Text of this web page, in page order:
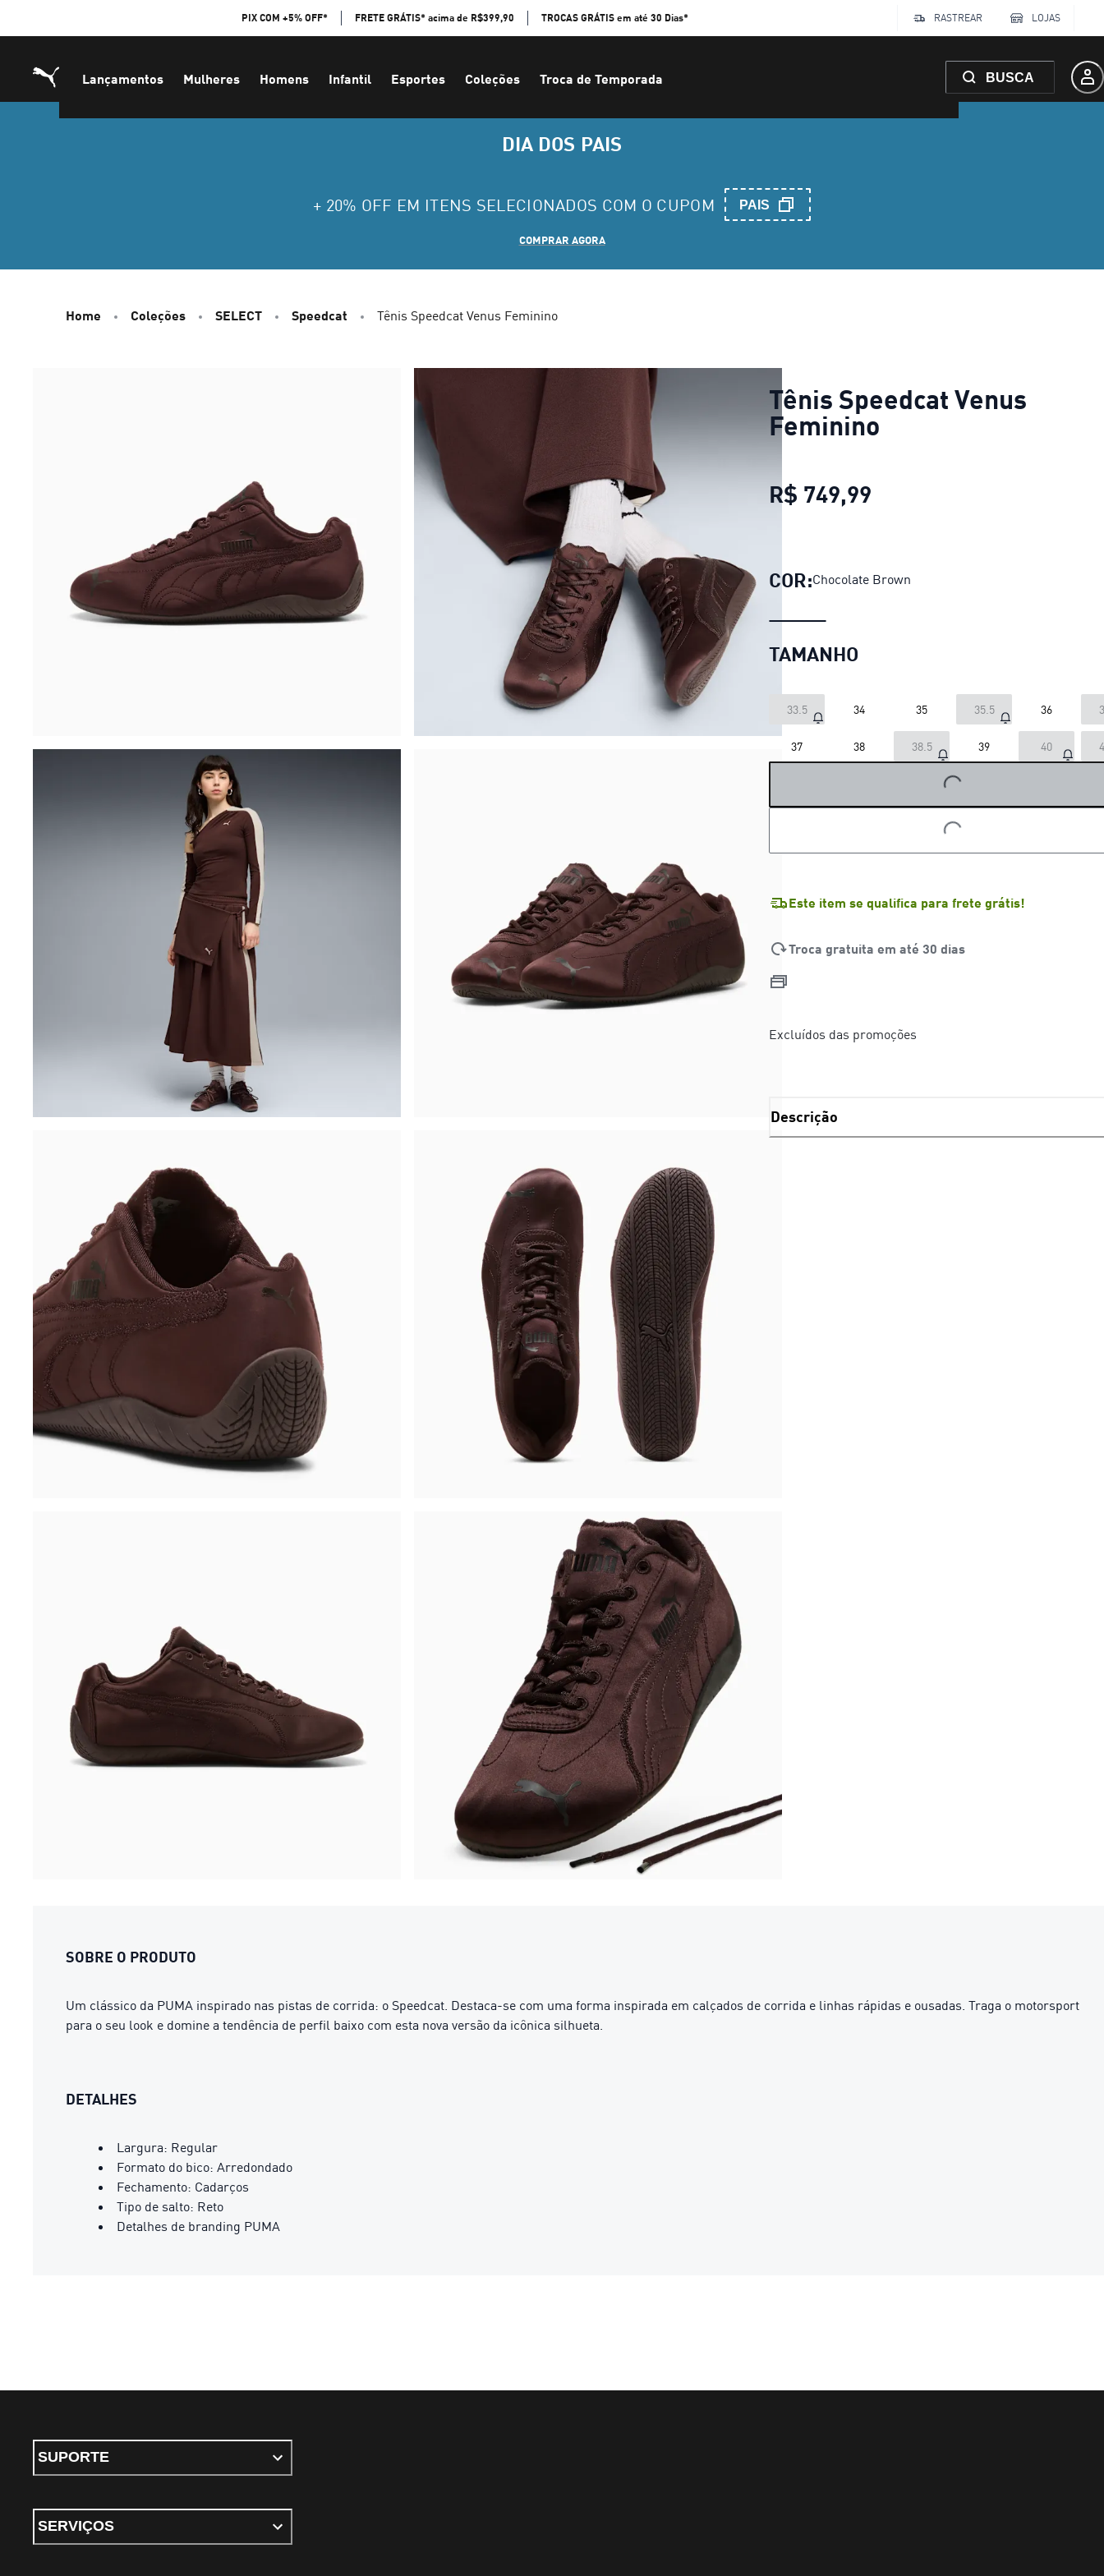
PIX COM +5% OFF* FRETE GRÁTIS* acima de R$399,90 TROCAS GRÁTIS em até 30 Dias* RASTREAR LOJAS
Lançamentos Mulheres Homens Infantil Esportes Coleções Troca de Temporada BUSCA
DIA DOS PAIS
+ 20% OFF EM ITENS SELECIONADOS COM O CUPOM PAIS
COMPRAR AGORA
Home Coleções SELECT Speedcat Tênis Speedcat Venus Feminino
Tênis Speedcat Venus
Feminino
R$ 749,99
COR:Chocolate Brown
TAMANHO
33.5 34 35 35.5 36
37 38 38.5 39 40
LOADING...
LOADING...
Este item se qualifica para frete grátis!
Troca gratuita em até 30 dias
Excluídos das promoções
Descrição
SOBRE O PRODUTO
Um clássico da PUMA inspirado nas pistas de corrida: o Speedcat. Destaca-se com uma forma inspirada em calçados de corrida e linhas rápidas e ousadas. Traga o motorsport
para o seu look e domine a tendência de perfil baixo com esta nova versão da icônica silhueta.
DETALHES
Largura: Regular
Formato do bico: Arredondado
Fechamento: Cadarços
Tipo de salto: Reto
Detalhes de branding PUMA
SUPORTE
SERVIÇOS